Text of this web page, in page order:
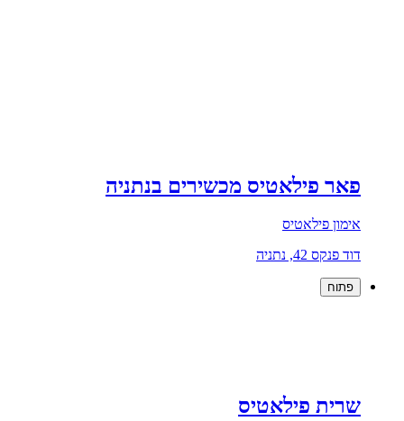
פאר פילאטיס מכשירים בנתניה
אימון פילאטיס
דוד פנקס 42, נתניה
פתוח
שרית פילאטיס